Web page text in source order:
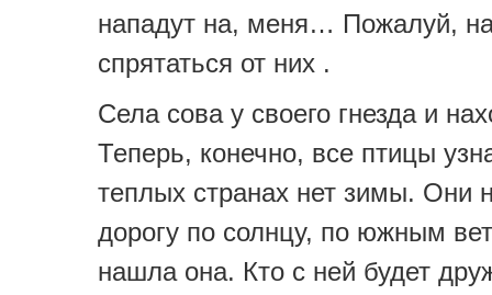
нападут на, меня… Пожалуй,
спрятаться от них .
Села сова у своего гнезда и
Теперь, конечно, все птицы
теплых странах нет зимы. Они
дорогу по солнцу, по южным
нашла она. Кто с ней будет